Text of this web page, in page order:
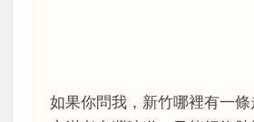
如果你問我，新竹哪裡有一條